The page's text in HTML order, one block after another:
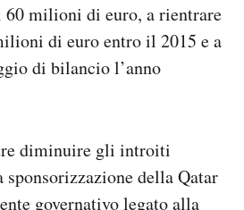
60 milioni di euro, a rientrare
di euro entro il 2015 e a
di bilancio l’anno
diminuire gli introiti
della Qatar
governativo legato alla